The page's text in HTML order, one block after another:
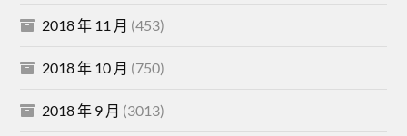
2018 年 11 月 (453)
2018 年 10 月 (750)
2018 年 9 月 (3013)